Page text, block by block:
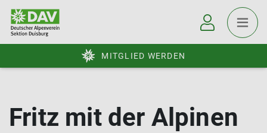
MITGLIED WERDEN
Fritz mit der Alpinen